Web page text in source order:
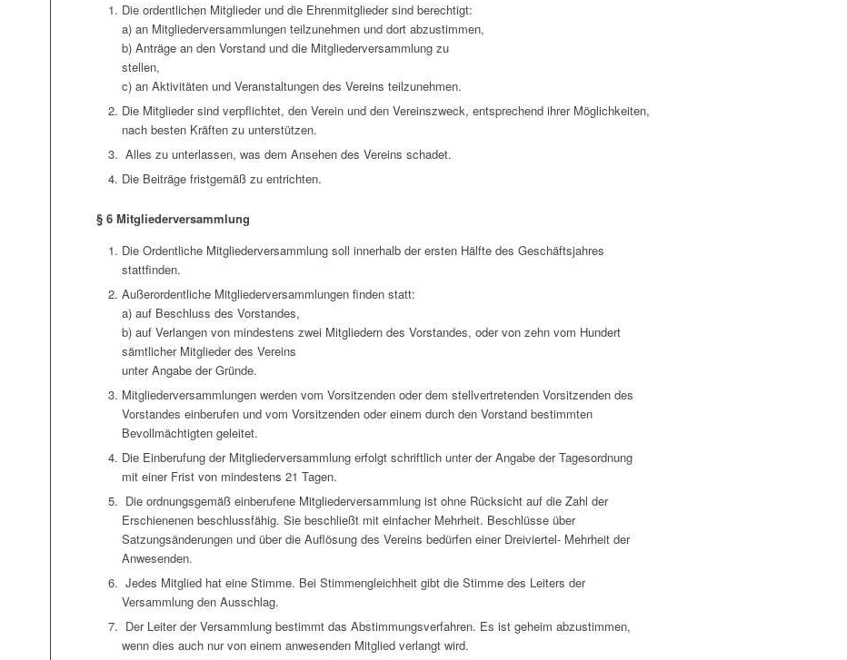
Die ordentlichen Mitglieder und die Ehrenmitglieder sind berechtigt:
a) an Mitgliederversammlungen teilzunehmen und dort abzustimmen,
b) Anträge an den Vorstand und die Mitgliederversammlung zu
stellen,
c) an Aktivitäten und Veranstaltungen des Vereins teilzunehmen.
Die Mitglieder sind verpflichtet, den Verein und den Vereinszweck, entsprechend ihrer Möglichkeiten,
nach besten Kräften zu unterstützen.
Alles zu unterlassen, was dem Ansehen des Vereins schadet.
Die Beiträge fristgemäß zu entrichten.
§ 6 Mitgliederversammlung
Die Ordentliche Mitgliederversammlung soll innerhalb der ersten Hälfte des Geschäftsjahres
stattfinden.
Außerordentliche Mitgliederversammlungen finden statt:
a) auf Beschluss des Vorstandes,
b) auf Verlangen von mindestens zwei Mitgliedern des Vorstandes, oder von zehn vom Hundert
sämtlicher Mitglieder des Vereins
unter Angabe der Gründe.
Mitgliederversammlungen werden vom Vorsitzenden oder dem stellvertretenden Vorsitzenden des
Vorstandes einberufen und vom Vorsitzenden oder einem durch den Vorstand bestimmten
Bevollmächtigten geleitet.
Die Einberufung der Mitgliederversammlung erfolgt schriftlich unter der Angabe der Tagesordnung
mit einer Frist von mindestens 21 Tagen.
Die ordnungsgemäß einberufene Mitgliederversammlung ist ohne Rücksicht auf die Zahl der
Erschienenen beschlussfähig. Sie beschließt mit einfacher Mehrheit. Beschlüsse über
Satzungsänderungen und über die Auflösung des Vereins bedürfen einer Dreiviertel- Mehrheit der
Anwesenden.
Jedes Mitglied hat eine Stimme. Bei Stimmengleichheit gibt die Stimme des Leiters der
Versammlung den Ausschlag.
Der Leiter der Versammlung bestimmt das Abstimmungsverfahren. Es ist geheim abzustimmen,
wenn dies auch nur von einem anwesenden Mitglied verlangt wird.